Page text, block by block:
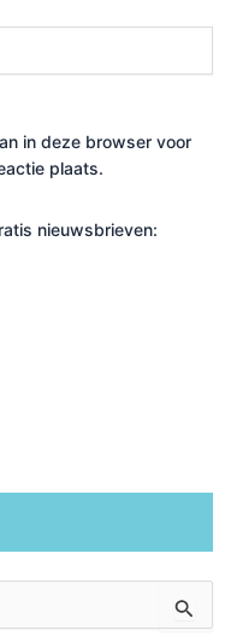
in deze browser voor
plaats.
nieuwsbrieven: